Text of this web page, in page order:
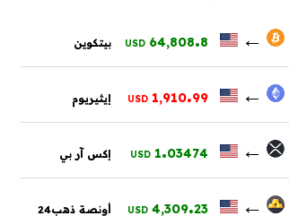
←
64,808.8
USD بيتكوين
←
1,910.99
USD إيثيريوم
←
1.03474
USD إكس آر بي
←
4,309.23
USD أونصة ذهب24